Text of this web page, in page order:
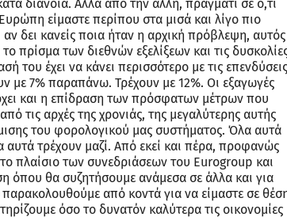
διάνοια. Αλλά από την άλλη, πράγματι σε ό,τι
είμαστε περίπου στα μισά και λίγο πιο
δει κανείς ποια ήταν η αρχική πρόβλεψη, αυτός
πρίσμα των διεθνών εξελίξεων και τις
του έχει να κάνει περισσότερο με τις
με 7% παραπάνω. Τρέχουν με 12%. Οι εξαγωγές
και η επίδραση των πρόσφατων μέτρων που
τις αρχές της χρονιάς, της μεγαλύτερης αυτής
του φορολογικού μας συστήματος. Όλα αυτά
τρέχουν μαζί. Από εκεί και πέρα, προφανώς
πλαίσιο των συνεδριάσεων του Eurogroup και
όπου θα συζητήσουμε ανάμεσα σε άλλα και για
από κοντά για να είμαστε σε
όσο το δυνατόν καλύτερα τις οικονομίες